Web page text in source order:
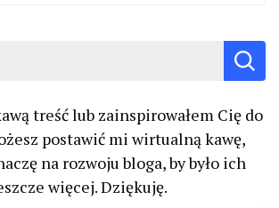
treść lub zainspirowałem Cię do
postawić mi wirtualną kawę,
na rozwoju bloga, by było ich
więcej. Dziękuję.